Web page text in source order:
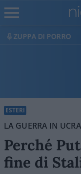
ECONOMIA
ESTERI
LA GUERRA IN
Perché
fine di